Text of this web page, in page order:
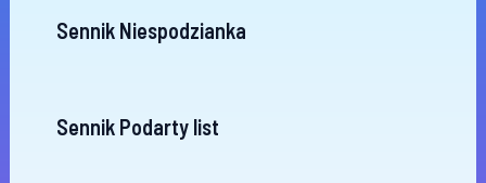
Sennik Niespodzianka
Sennik Podarty list